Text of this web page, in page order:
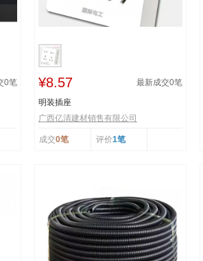
0笔 ¥8.57 最新成交0笔
明装插座
广西亿清建材销售有限公司
成交0笔 评价1笔